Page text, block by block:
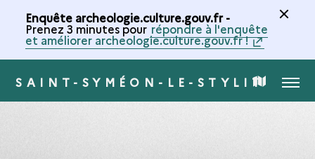
Enquête archeologie.culture.gouv.fr -
Prenez 3 minutes pour répondre à l'enquête
et améliorer archeologie.culture.gouv.fr !
SAINT-SYMÉON-LE-STYLITE
CARTE MENU